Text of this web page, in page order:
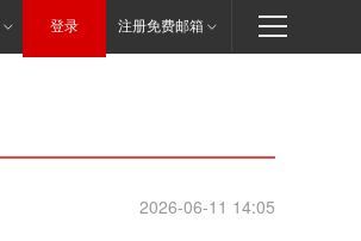
登录 注册免费邮箱
2026-06-11 14:05